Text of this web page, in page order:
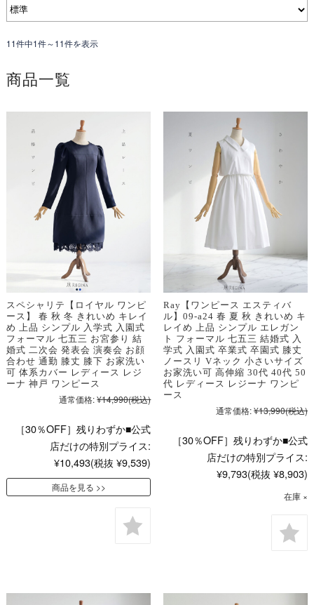
11件中1件～11件を表示
商品一覧
スペシャリテ【ロイヤル ワンピ
ース】 春 秋 冬 きれいめ キレイ
め 上品 シンプル 入学式 入園式
フォーマル 七五三 お宮参り 結
婚式 二次会 発表会 演奏会 お顔
合わせ 通勤 膝丈 膝下 お家洗い
可 体系カバー レディース レジ
ーナ 神戸 ワンピース
通常価格:¥14,990(税込)
［30％OFF］残りわずか■公式
店だけの特別プライス:
¥10,493(税抜 ¥9,539)
商品を見る
Ray【ワンピース エスティバ
ル】09-a24 春 夏 秋 きれいめ キ
レイめ 上品 シンプル エレガン
ト フォーマル 七五三 結婚式 入
学式 入園式 卒業式 卒園式 膝丈
ノースリ Vネック 小さいサイズ
お家洗い可 高伸縮 30代 40代 50
代 レディース レジーナ ワンピ
ース
通常価格:¥13,990(税込)
［30％OFF］残りわずか■公式
店だけの特別プライス:
¥9,793(税抜 ¥8,903)
在庫 ×